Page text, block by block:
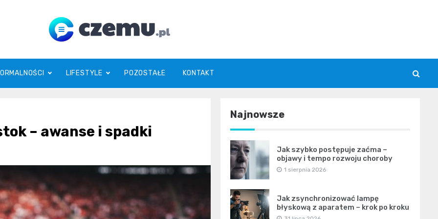
czemu.pl
LIFESTYLE POZOSTAŁE KONTAKT
– awanse i spadki
Najnowsze
Jak szybko postępuje zaćma –
objawy i tempo rozwoju choroby
1 sierpnia 2026
Jak zsynchronizować lampę
błyskową z aparatem – krok po kroku